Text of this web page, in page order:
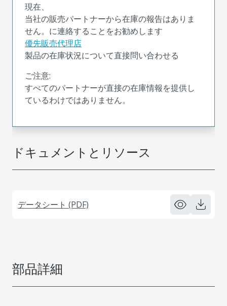
ドキュメントとリソース
データシート (PDF)
現在、
当社の販売パートナーから在庫の報告はありま
せん。に連絡することをお勧めします
優先販売代理店
製品の在庫状況について直接問い合わせる
ご注意:
すべてのパートナーが直接の在庫情報を提供し
ているわけではありません。
部品詳細